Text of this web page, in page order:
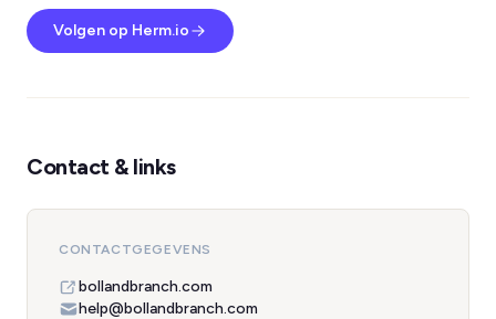
Volgen op Herm.io
Contact & links
CONTACTGEGEVENS
bollandbranch.com
help@bollandbranch.com